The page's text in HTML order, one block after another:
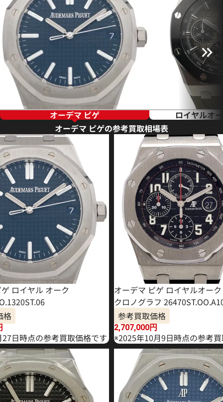
オーデマ ピゲ
ロイヤルオ
オーデマ ピゲの参考買取相場表
ロイヤル オーク
格
日時点の参考買取価格です
オーデマ ピゲ ロイヤルオー
クロノグラフ
参考買取価格
2,707,000円
※2025年10月9日時点の参考